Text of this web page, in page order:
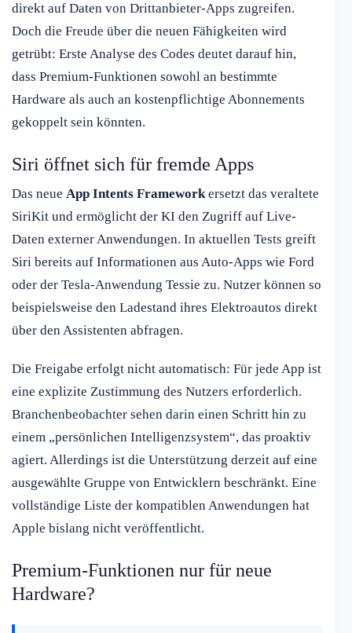
direkt auf Daten von Drittanbieter-Apps zugreifen.
Doch die Freude über die neuen Fähigkeiten wird
getrübt: Erste Analyse des Codes deutet darauf hin,
dass Premium-Funktionen sowohl an bestimmte
Hardware als auch an kostenpflichtige Abonnements
gekoppelt sein könnten.
Siri öffnet sich für fremde Apps
Das neue App Intents Frameworkersetzt das veraltete
SiriKit und ermöglicht der KI den Zugriff auf Live-
Daten externer Anwendungen. In aktuellen Tests greift
Siri bereits auf Informationen aus Auto-Apps wie Ford
oder der Tesla-Anwendung Tessie zu. Nutzer können so
beispielsweise den Ladestand ihres Elektroautos direkt
über den Assistenten abfragen.
Die Freigabe erfolgt nicht automatisch: Für jede App ist
eine explizite Zustimmung des Nutzers erforderlich.
Branchenbeobachter sehen darin einen Schritt hin zu
einem „persönlichen Intelligenzsystem“, das proaktiv
agiert. Allerdings ist die Unterstützung derzeit auf eine
ausgewählte Gruppe von Entwicklern beschränkt. Eine
vollständige Liste der kompatiblen Anwendungen hat
Apple bislang nicht veröffentlicht.
Premium-Funktionen nur für neue
Hardware?